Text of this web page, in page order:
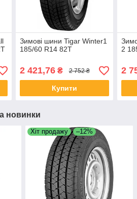
Зимові шини Tigar Winter1
185/60 R14 82T
2 421,76₴ 2 752 ₴
Купити
2
2
новинки
Хіт продажу –12%